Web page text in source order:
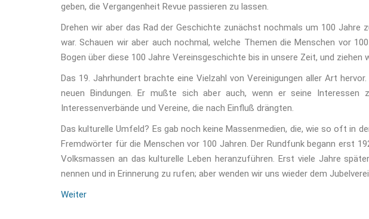
geben, die Vergangenheit Revue passieren zu lassen.
Drehen wir aber das Rad der Geschichte zunächst nochmals um 100
war. Schauen wir aber auch nochmal, welche Themen die Menschen vor
Bogen über diese 100 Jahre Vereinsgeschichte bis in unsere Zeit, und
Das 19. Jahrhundert brachte eine Vielzahl von Vereinigungen aller Art
neuen Bindungen. Er mußte sich aber auch, wenn er seine Interessen
Interessenverbände und Vereine, die nach Einfluß drängten.
Das kulturelle Umfeld? Es gab noch keine Massenmedien, die, wie so oft in
Fremdwörter für die Menschen vor 100 Jahren. Der Rundfunk begann erst
Volksmassen an das kulturelle Leben heranzuführen. Erst viele Jahre
nennen und in Erinnerung zu rufen; aber wenden wir uns wieder dem
Weiter